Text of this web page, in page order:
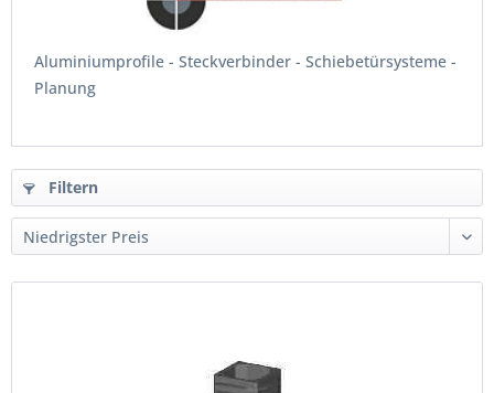
Aluminiumprofile - Steckverbinder - Schiebetürsysteme -
Planung
Filtern